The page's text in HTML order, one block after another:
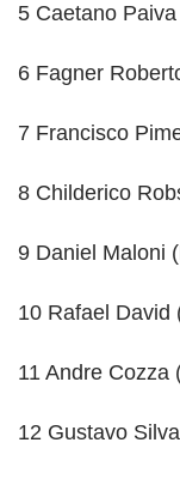
5 Caetano
6 Fagner
7 Francisco
8 Childerico
9 Daniel Maloni
10 Rafael David
11 Andre Cozza
12 Gustavo